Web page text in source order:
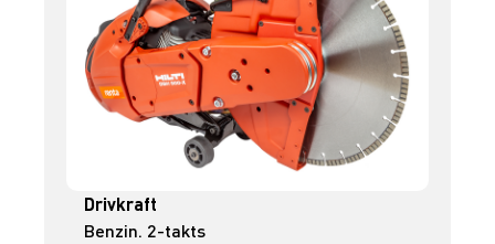
Drivkraft
Benzin. 2-takts